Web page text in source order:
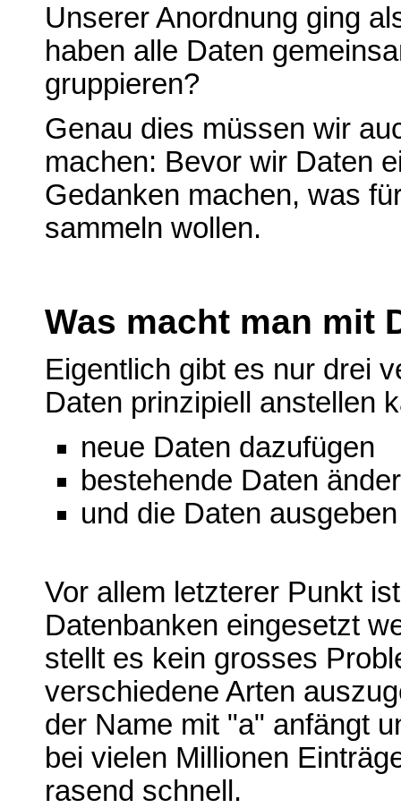
Unserer Anordnung ging
haben alle Daten
gruppieren?
Genau dies müssen wir
machen: Bevor wir Daten
Gedanken machen, was
sammeln wollen.
Was macht man mit
Eigentlich gibt es nur drei
Daten prinzipiell anstellen
neue Daten dazufügen
bestehende Daten
und die Daten ausgeben
Vor allem letzterer Punkt
Datenbanken eingesetzt
stellt es kein grosses
verschiedene Arten
der Name mit "a" anfängt
bei vielen Millionen
rasend schnell.